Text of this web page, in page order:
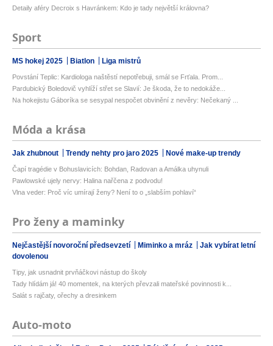
Detaily aféry Decroix s Havránkem: Kdo je tady největší královna?
Sport
MS hokej 2025 Biatlon Liga mistrů
Povstání Teplic: Kardiologa naštěstí nepotřebuji, smál se Frťala. Prom...
Pardubický Boledovič vyhlíží střet se Slavií: Je škoda, že to nedokáže...
Na hokejistu Gáboríka se sesypal nespočet obvinění z nevěry: Nečekaný ...
Móda a krása
Jak zhubnout Trendy nehty pro jaro 2025 Nové make-up trendy
Čapí tragédie v Bohuslavicích: Bohdan, Radovan a Amálka uhynuli
Pawlowské ujely nervy: Halina nařčena z podvodu!
Vlna veder: Proč víc umírají ženy? Není to o „slabším pohlaví“
Pro ženy a maminky
Nejčastější novoroční předsevzetí Miminko a mráz
Jak vybírat letní
dovolenou
Tipy, jak usnadnit prvňáčkovi nástup do školy
Tady hlídám já! 40 momentek, na kterých převzali mateřské povinnosti k...
Salát s rajčaty, ořechy a dresinkem
Auto-moto